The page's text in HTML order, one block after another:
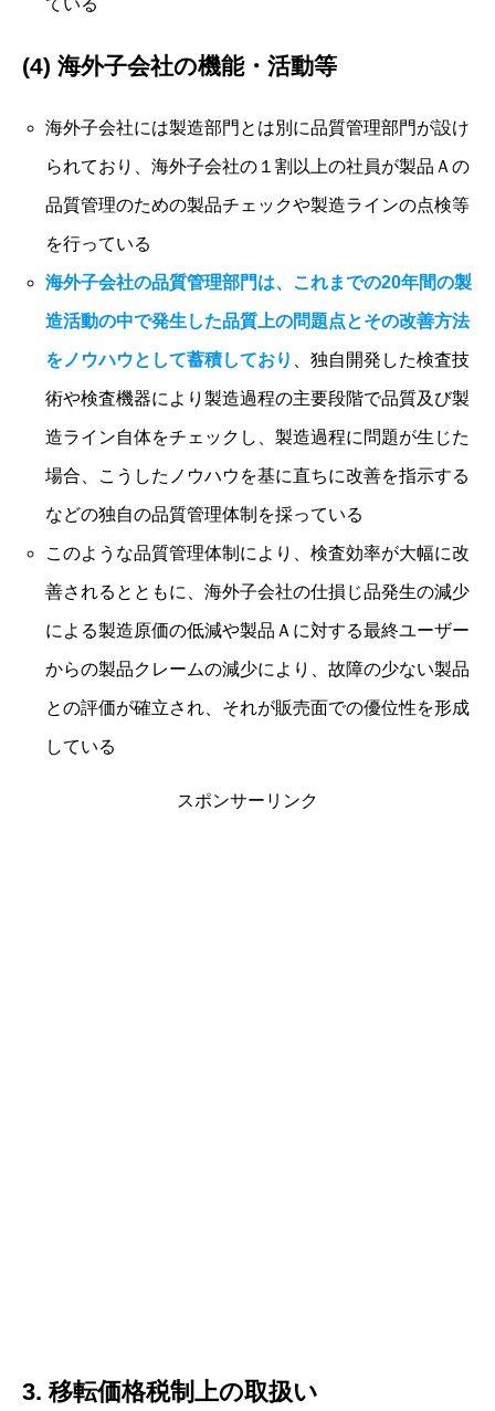
(4) 海外子会社の機能・活動等
海外子会社には製造部門とは別に品質管理部門が設け
られており、海外子会社の１割以上の社員が製品Ａの
品質管理のための製品チェックや製造ラインの点検等
を行っている
海外子会社の品質管理部門は、これまでの20年間の製
造活動の中で発生した品質上の問題点とその改善方法
をノウハウとして蓄積しており 、独自開発した検査技
術や検査機器により製造過程の主要段階で品質及び製
造ライン自体をチェックし、製造過程に問題が生じた
場合、こうしたノウハウを基に直ちに改善を指示する
などの独自の品質管理体制を採っている
このような品質管理体制により、検査効率が大幅に改
善されるとともに、海外子会社の仕損じ品発生の減少
による製造原価の低減や製品Ａに対する最終ユーザー
からの製品クレームの減少により、故障の少ない製品
との評価が確立され、それが販売面での優位性を形成
している
スポンサーリンク
3. 移転価格税制上の取扱い